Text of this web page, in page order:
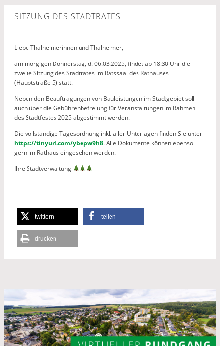
SITZUNG DES STADTRATES
Liebe Thalheimerinnen und Thalheimer,
am morgigen Donnerstag, d. 06.03.2025, findet ab 18:30 Uhr die
zweite Sitzung des Stadtrates im Ratssaal des Rathauses
(Hauptstraße 5) statt.
Neben den Beauftragungen von Bauleistungen im Stadtgebiet soll
auch über die Gebührenbefreiung für Veranstaltungen im Rahmen
des Stadtfestes 2025 abgestimmt werden.
Die vollständige Tagesordnung inkl. aller Unterlagen finden Sie unter
https://tinyurl.com/ybepw9h8. Alle Dokumente können ebenso
gern im Rathaus eingesehen werden.
Ihre Stadtverwaltung
twittern teilen
drucken